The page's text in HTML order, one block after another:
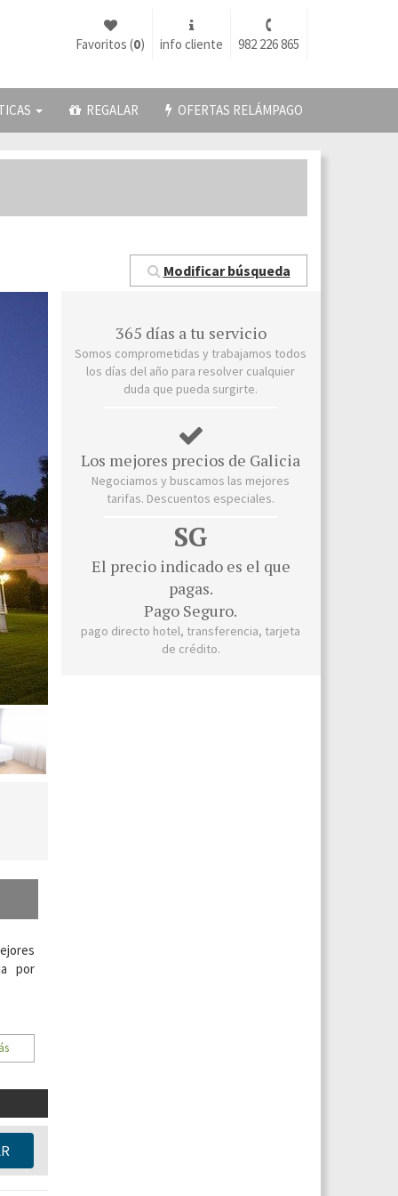
982 226 865
info cliente
Favoritos (0)
REGALAR OFERTAS RELÁMPAGO
Modificar búsqueda
por
365 días a tu servicio
Somos comprometidas y trabajamos todos
los días del año para resolver cualquier
duda que pueda surgirte.
Los mejores precios de Galicia
Negociamos y buscamos las mejores
tarifas. Descuentos especiales.
SG
El precio indicado es el que
pagas.
Pago Seguro.
pago directo hotel, transferencia, tarjeta
de crédito.